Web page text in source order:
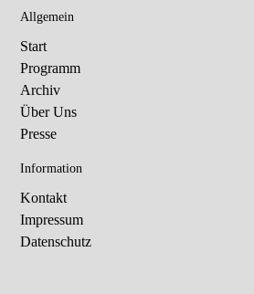
Allgemein
Start
Programm
Archiv
Über Uns
Presse
Information
Kontakt
Impressum
Datenschutz